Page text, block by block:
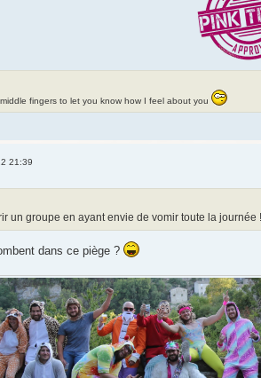
fingers to let you know how I feel about you
21:39
un groupe en ayant envie de vomir toute la journée
dans ce piège ?